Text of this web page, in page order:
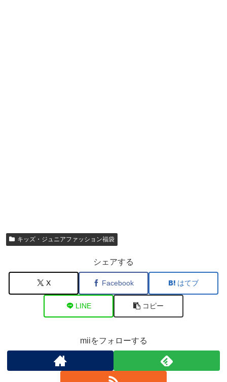
キッズ・ジュニアファッション福袋
シェアする
X Facebook はてブ
LINE コピー
miiをフォローする